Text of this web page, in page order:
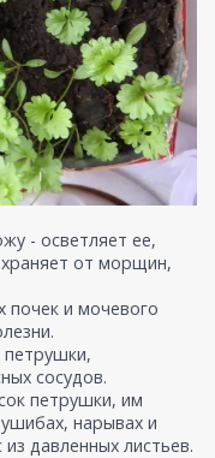
- осветляет ее,
от морщин,
почек и мочевого
сосудов.
петрушки, им
нарывах и
давленных листьев.